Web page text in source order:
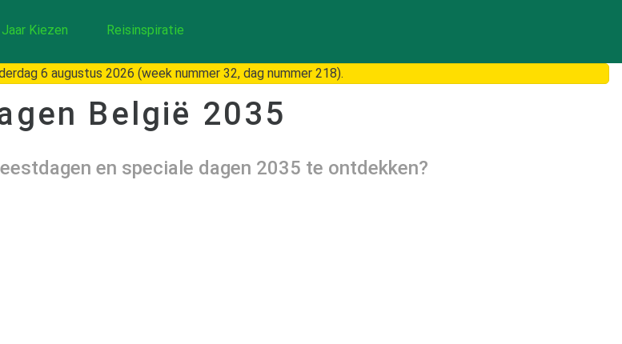
Kiezen Reisinspiratie
6 augustus 2026 (week nummer 32, dag nummer 218).
België 2035
en speciale dagen 2035 te ontdekken?